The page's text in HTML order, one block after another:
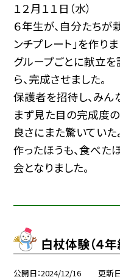
１２月１１日（水）
６年生が、自分たちが
ンチプレート」を作りま
グループごとに献立
ら、完成させました。
保護者を招待し、みん
まず見た目の完成度
良さにまた驚いていた
作ったほうも、食べた
会となりました。
白杖体験（４年
公開日 2024/12/16 更新